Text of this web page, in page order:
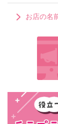
お店の名